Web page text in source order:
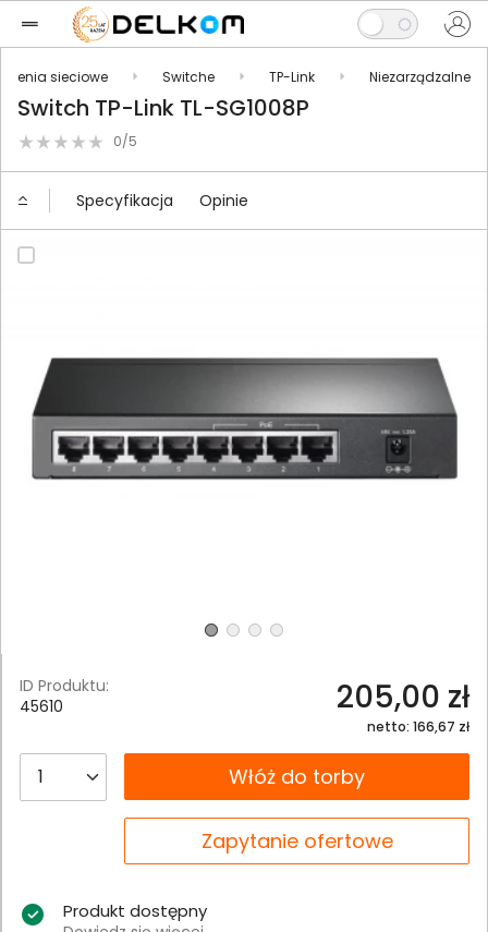
sieciowe Switche TP-Link Niezarządzalne
Switch TP-Link TL-SG1008P
0/5
Specyfikacja Opinie
ID Produktu:
45610
205,00 zł
netto: 166,67 zł
__B2C.PRODUCT.QUANTITYWłóż do torby
Zapytanie ofertowe
Produkt dostępny